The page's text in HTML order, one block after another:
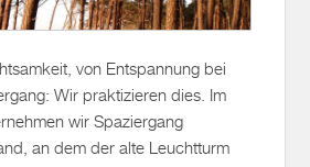
von Entspannung bei
wir Spaziergang
an dem der alte Leuchtturm
→